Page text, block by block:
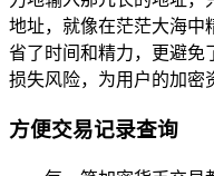
地址，就像在茫茫大海中
省了时间和精力，更避免
损失风险，为用户的加密
方便交易记录查询